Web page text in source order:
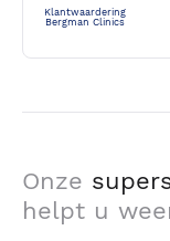
Klantwaardering
Bergman Clinics
Onze
helpt u